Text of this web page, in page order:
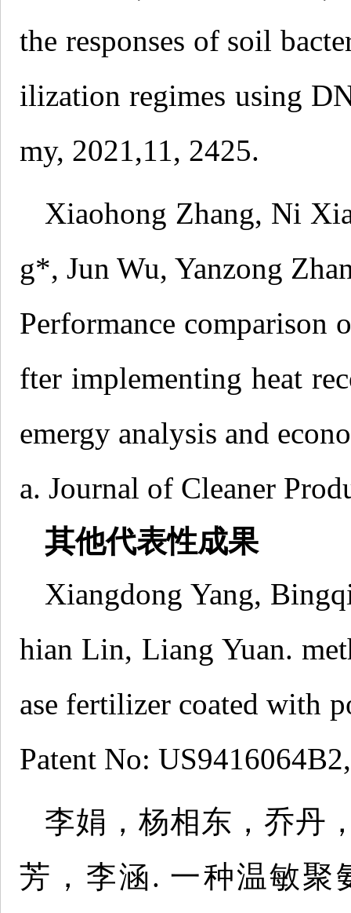
the responses of soil
ilization regimes using
my, 2021,11, 2425.
Xiaohong Zhang, Ni
g*, Jun Wu, Yanzong
Performance comparison
fter implementing heat
emergy analysis and
a. Journal of Cleaner
其他代表性成果
Xiangdong Yang,
hian Lin, Liang Yuan.
ase fertilizer coated with
Patent No:
李娟，杨相东，乔丹
芳，李涵. 一种温敏聚